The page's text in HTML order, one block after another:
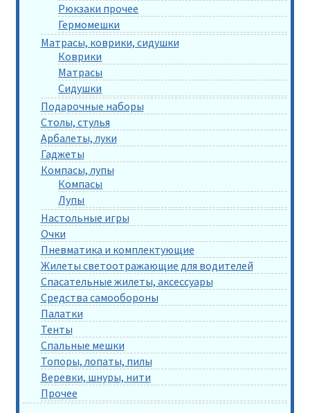
Рюкзаки прочее
Гермомешки
Матрасы, коврики, сидушки
Коврики
Матрасы
Сидушки
Подарочные наборы
Столы, стулья
Арбалеты, луки
Гаджеты
Компасы, лупы
Компасы
Лупы
Настольные игры
Очки
Пневматика и комплектующие
Жилеты светоотражающие для водителей
Спасательные жилеты, аксессуары
Средства самообороны
Палатки
Тенты
Спальные мешки
Топоры, лопаты, пилы
Веревки, шнуры, нити
Прочее